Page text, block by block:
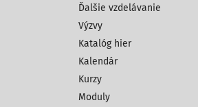
Ďalšie vzdelávanie
Výzvy
Katalóg hier
Kalendár
Kurzy
Moduly